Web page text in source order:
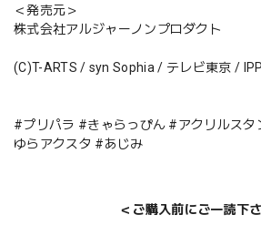
＜発売元＞
株式会社アルジャーノンプロダクト
(C)T-ARTS / syn Sophia / テレビ東京 /
#プリパラ #きゃらっぴん #アクリルスタ
ゆらアクスタ #あじみ
＜ご購入前にご一読下